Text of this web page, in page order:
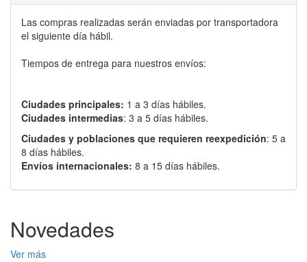
Las compras realizadas serán enviadas por transportadora
el siguiente día hábil.
Tiempos de entrega para nuestros envíos:
Ciudades principales: 1 a 3 días hábiles.
Ciudades intermedias: 3 a 5 días hábiles.
Ciudades y poblaciones que requieren reexpedición: 5 a
8 días hábiles.
Envíos internacionales: 8 a 15 días hábiles.
Novedades
Ver más